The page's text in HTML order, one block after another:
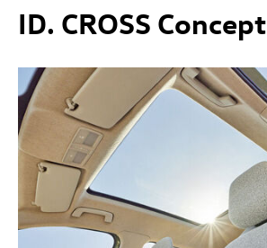
ID. CROSS Concept